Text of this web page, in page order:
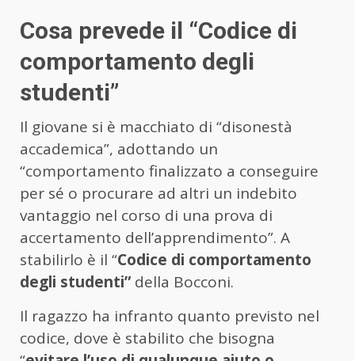
Cosa prevede il “Codice di
comportamento degli
studenti”
Il giovane si è macchiato di “disonestà
accademica”, adottando un
“comportamento finalizzato a conseguire
per sé o procurare ad altri un indebito
vantaggio nel corso di una prova di
accertamento dell’apprendimento”. A
stabilirlo è il “Codice di comportamento
degli studenti”della Bocconi.
Il ragazzo ha infranto quanto previsto nel
codice, dove è stabilito che bisogna